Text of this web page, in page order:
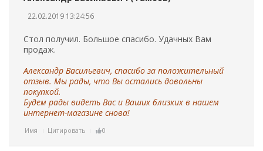
22.02.2019 13:24:56
Стол получил. Большое спасибо. Удачных Вам
продаж.
Александр Васильевич, спасибо за положительный
отзыв. Мы рады, что Вы остались довольны
покупкой.
Будем рады видеть Вас и Ваших близких в нашем
интернет-магазине снова!
Имя Цитировать 0